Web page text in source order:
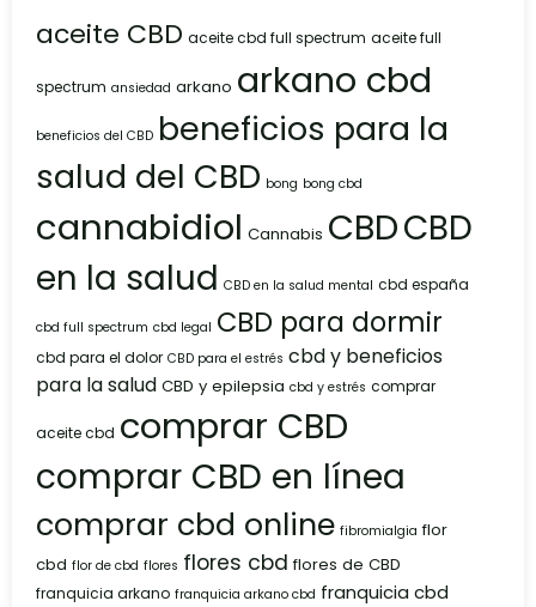
aceite CBD aceite cbd full spectrum aceite full
spectrum ansiedad arkano arkano cbd
beneficios del CBD beneficios para la
salud del CBD bong bong cbd
cannabidiol Cannabis CBDCBD
en la salud CBD en la salud mental cbd españa
cbd full spectrum cbd legal CBD para dormir
cbd para el dolor CBD para el estrés cbd y beneficios
para la salud CBD y epilepsia cbd y estrés comprar
aceite cbd comprar CBD
comprar CBD en línea
comprar cbd online fibromialgia flor
cbd flor de cbd flores flores cbd flores de CBD
franquicia arkano franquicia arkano cbd franquicia cbd